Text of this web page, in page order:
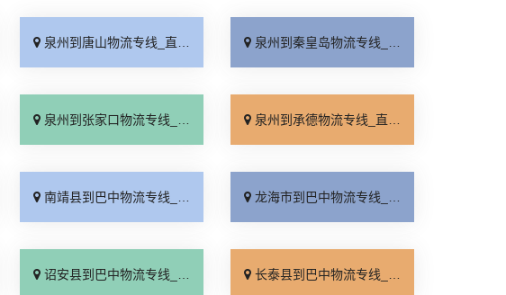
泉州到唐山物流专线_直达特快专线「市县闪送」 泉州到秦皇岛物流专线_直通专线「高效快运」
泉州到张家口物流专线_直达特快专线「门到门接送」 泉州到承德物流专线_直达到站「运费多少」
南靖县到巴中物流专线_零担配货「直达往返」 龙海市到巴中物流专线_保证时效「多久时间」
诏安县到巴中物流专线_多少一方「不随意加价」 长泰县到巴中物流专线_损坏理赔「合同承运」